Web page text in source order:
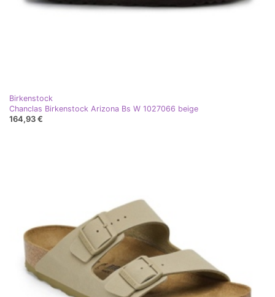
Birkenstock
Chanclas Birkenstock Arizona Bs W 1027066 beige
164,93 €